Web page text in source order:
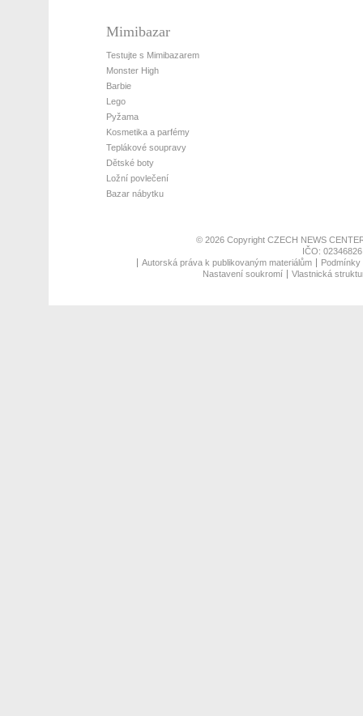
Mimibazar
Testujte s Mimibazarem
Monster High
Barbie
Lego
Pyžama
Kosmetika a parfémy
Teplákové soupravy
Dětské boty
Ložní povlečení
Bazar nábytku
© 2026 Copyright CZECH NEWS
IČO:
Autorská práva k publikovaným materiálům
Nastavení soukromí
Vlastnická